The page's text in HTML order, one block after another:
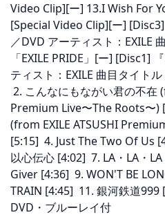
Video Clip][ー] 13.I Wish For
[Special Video Clip][ー] [Disc3]
／DVD アーティスト：EXILE
「EXILE PRIDE」[ー] [Disc1]
ティスト：EXILE 曲目タイト
2. こんなにもながい君の不在
Premium Live〜The Roots〜)
(from EXILE ATSUSHI
[5:15] 4. Just The Two Of Us
以心伝心 [4:02] 7. LA・LA・
Giver [4:36] 9. WON'T BE
TRAIN [4:45] 11. 銀河鉄道999
DVD・ブルーレイ付